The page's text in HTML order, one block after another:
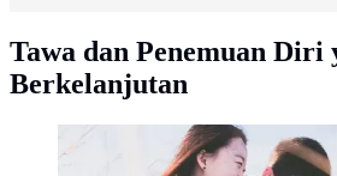
Tawa dan Penemuan Diri
Berkelanjutan